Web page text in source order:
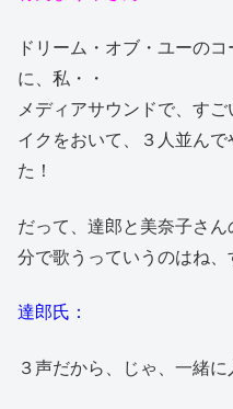
ドリーム・オブ・ユーの
に、私・・
メディアサウンドで、す
イクをおいて、３人並ん
た！
だって、達郎と美奈子さ
分で歌うっていうのはね、
達郎氏：
３声だから、じゃ、一緒に